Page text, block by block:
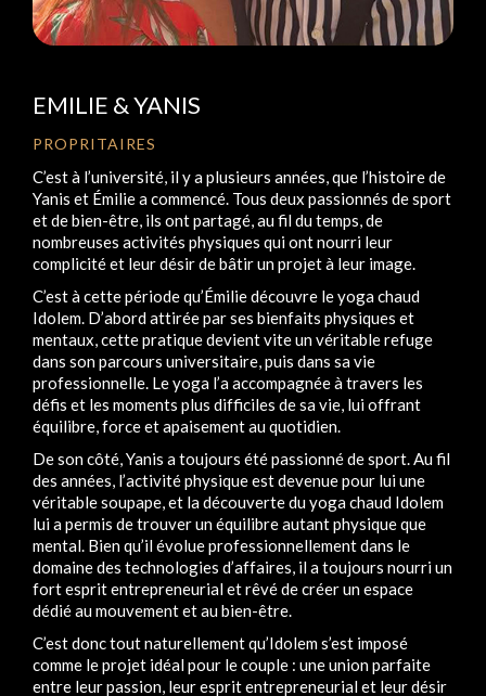
EMILIE & YANIS
PROPRITAIRES
C’est à l’université, il y a plusieurs années, que l’histoire de
Yanis et Émilie a commencé. Tous deux passionnés de sport
et de bien-être, ils ont partagé, au fil du temps, de
nombreuses activités physiques qui ont nourri leur
complicité et leur désir de bâtir un projet à leur image.
C’est à cette période qu’Émilie découvre le yoga chaud
Idolem. D’abord attirée par ses bienfaits physiques et
mentaux, cette pratique devient vite un véritable refuge
dans son parcours universitaire, puis dans sa vie
professionnelle. Le yoga l’a accompagnée à travers les
défis et les moments plus difficiles de sa vie, lui offrant
équilibre, force et apaisement au quotidien.
De son côté, Yanis a toujours été passionné de sport. Au fil
des années, l’activité physique est devenue pour lui une
véritable soupape, et la découverte du yoga chaud Idolem
lui a permis de trouver un équilibre autant physique que
mental. Bien qu’il évolue professionnellement dans le
domaine des technologies d’affaires, il a toujours nourri un
fort esprit entrepreneurial et rêvé de créer un espace
dédié au mouvement et au bien-être.
C’est donc tout naturellement qu’Idolem s’est imposé
comme le projet idéal pour le couple : une union parfaite
entre leur passion, leur esprit entrepreneurial et leur désir